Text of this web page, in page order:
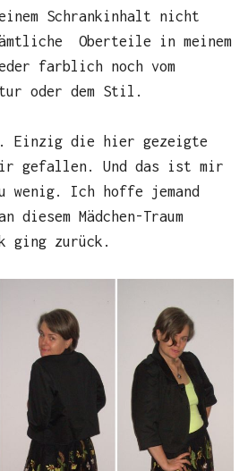
Schrankinhalt nicht
Oberteile in meinem
farblich noch vom
oder dem Stil.
Einzig die hier gezeigte
gefallen. Und das ist mir
wenig. Ich hoffe jemand
diesem Mädchen-Traum
ging zurück.